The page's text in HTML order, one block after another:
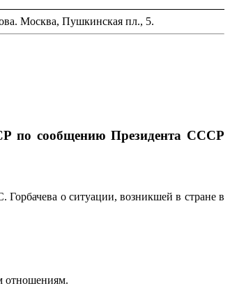
Москва, Пушкинская пл., 5.
по сообщению Президента СССР
о ситуации, возникшей в стране в
отношениям.